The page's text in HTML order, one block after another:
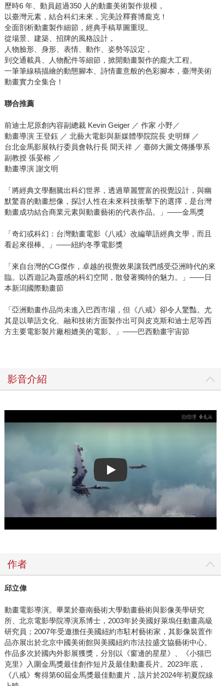
歷時6 年、動員超過350 人的動畫美術製作規模，
以臺灣元素，結合科幻未來，完美詮釋賽博龐克！
全面剖析動畫製作細節，經典手稿草圖重現。
從場景、建築、招牌的風格設計，
人物臉形、身形、表情、動作、姿勢等設定，
到交通載具、人物配件等細節，掀開動畫製作的龐大工程。
一筆筆線稿描繪的動態腳本、詩情畫意般的色彩腳本，臺灣美術
動畫實力全集合！
聯合推薦
前迪士尼原創內容副總裁 Kevin Geiger ／ 作家 小野／
動畫導演 王登鈺 ／ 北藝大電影與新媒體學院院長 史明輝 ／
台北金馬影展執行委員會執行長 聞天祥 ／ 臺師大圖文傳播學系
副教授 張晏榕 ／
動畫導演 謝文明
「將經典文學翻騰出科幻世界，透過華麗豐富的視覺設計，與幽
默驚喜的動畫想像，探討人性在未來科技衝擊下的選擇，是台灣
動畫成功結合商業元素與動畫藝術的代表作品。」――金馬獎
「奇幻或科幻：台灣動畫電影《八戒》改編華語經典文學，而且
看起來很棒。」――紐約冬季電影獎
「來自台灣的CG傑作，卓越的視覺效果讓我們感受亞洲時代的來
臨。以西遊記為靈感的科幻空間，散發著獨特的魅力。」――日
本新潟國際動畫節
「亞洲動畫作品尚未進入巴西市場，但《八戒》卻令人驚豔。尤
其是以華語文化、融和技術方面製作出可與皮克斯和迪士尼等西
方主要電影製片廠相媲美的電影。」――巴西動畫宇宙節
影音介紹
Play video
作者
邱立偉
動畫電影導演。畢業於臺南藝術大學動畫藝術與影像美學研究
所、北京電影學院導演系博士，2003年於美國好萊塢任動畫高級
研究員；2007年受邀擔任美國紐約市駐村藝術家，其影像裝置作
品亦展出於北京中國美術館與美國紐約市法拉盛文協藝術中心。
作品多次於國內外影展獲獎，分別以《窗邊的星星》、《小猫巴
克里》入圍金馬獎最佳創作短片及最佳動畫長片。2023年底，
《八戒》奪得第60屆金馬獎最佳動畫片，該片於2024年初夏院線